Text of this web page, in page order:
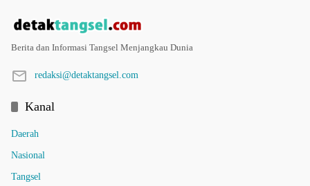
Berita dan Informasi Tangsel Menjangkau Dunia
redaksi@detaktangsel.com
Kanal
Daerah
Nasional
Tangsel